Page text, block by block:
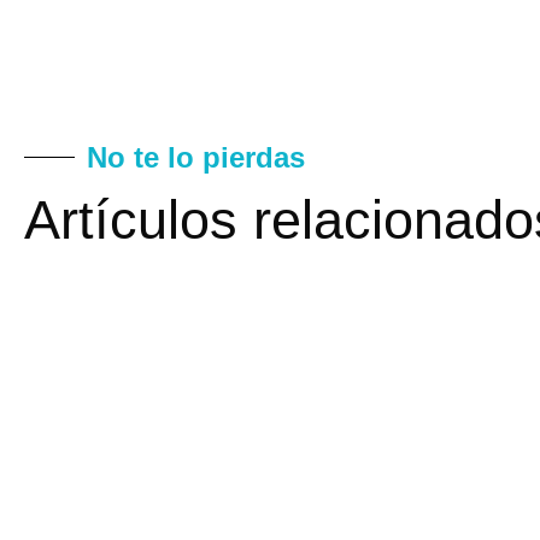
No te lo pierdas
Artículos